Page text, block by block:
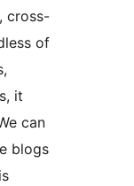
cross-
of
it
can
blogs